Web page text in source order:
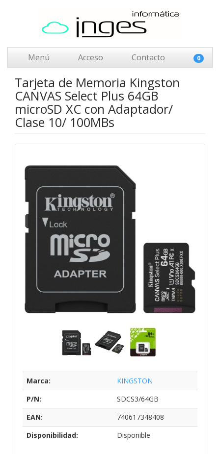
Menú Acceso Contacto 0
Tarjeta de Memoria Kingston
CANVAS Select Plus 64GB
microSD XC con Adaptador/
Clase 10/ 100MBs
Marca:
KINGSTON
P/N:
SDCS3/64GB
EAN:
740617348408
Disponibilidad:
Disponible